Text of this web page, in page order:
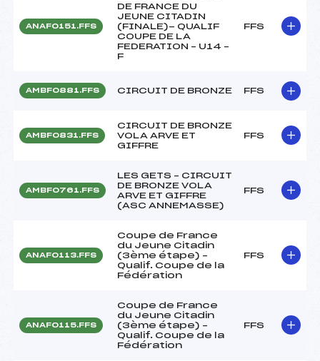
ANAF0151.FFS
DE FRANCE DU
JEUNE CITADIN
(FINALE)- QUALIF
COUPE DE LA
FEDERATION – U14 –
F
FFS
AMBF0881.FFS CIRCUIT DE BRONZE FFS
AMBF0831.FFS
CIRCUIT DE BRONZE
VOLA ARVE ET
GIFFRE
FFS
AMBF0761.FFS
LES GETS – CIRCUIT
DE BRONZE VOLA
ARVE ET GIFFRE
(ASC ANNEMASSE)
FFS
ANAF0113.FFS
Coupe de France
du Jeune Citadin
(3ème étape) –
Qualif. Coupe de la
Fédération
FFS
ANAF0115.FFS
Coupe de France
du Jeune Citadin
(3ème étape) –
Qualif. Coupe de la
Fédération
FFS